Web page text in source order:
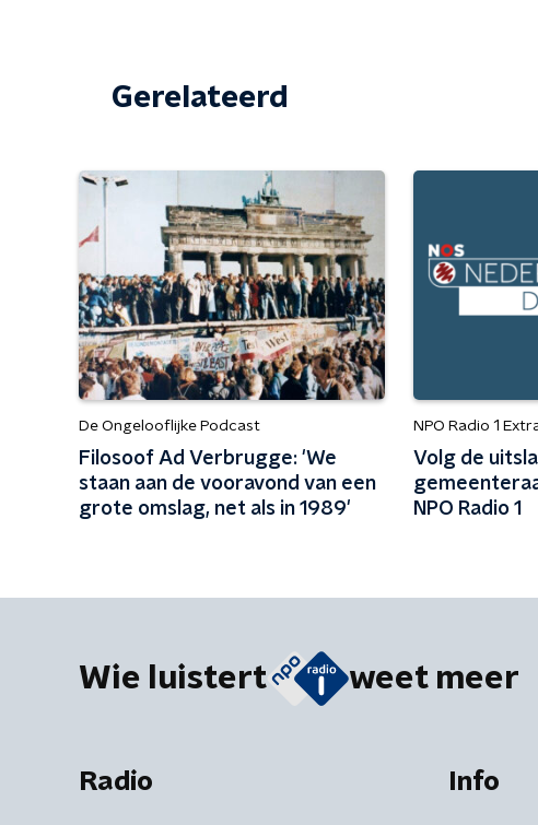
Gerelateerd
De Ongelooflijke Podcast
Filosoof Ad Verbrugge: 'We
staan aan de vooravond van een
grote omslag, net als in 1989'
NPO Radio 1
Volg de
NPO Radio 1
Wie luistert weet meer
Radio Info